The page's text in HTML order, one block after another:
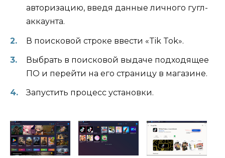
авторизацию, введя данные личного гугл-
аккаунта.
В поисковой строке ввести «Tik Tok».
Выбрать в поисковой выдаче подходящее
ПО и перейти на его страницу в магазине.
Запустить процесс установки.